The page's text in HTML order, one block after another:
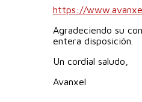
https://
Agradeciendo su
entera disposición.
Un cordial saludo,
Avanxel